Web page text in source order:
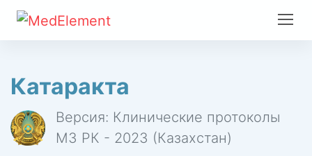
Катаракта
Версия: Клинические протоколы
МЗ РК - 2023 (Казахстан)